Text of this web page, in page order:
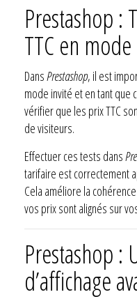
Prestashop :
TTC en
DansPrestashop, il est
mode invité et en tant que
vérifier que les prix TTC
de visiteurs.
Effectuer ces tests dans
tarifaire est correctement
Cela améliore la
vos prix sont alignés sur
Prestashop :
d’affichage